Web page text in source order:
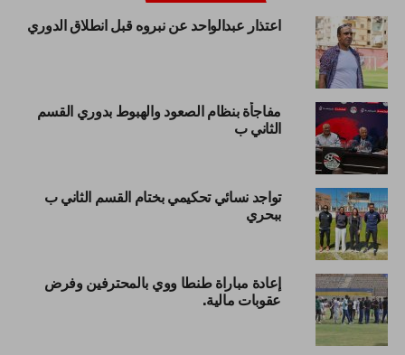
اعتذار عبدالواحد عن نبروه قبل انطلاق الدوري
مفاجأة بنظام الصعود والهبوط بدوري القسم
الثاني ب
تواجد نسائي تحكيمي بختام القسم الثاني ب
ببحري
إعادة مباراة طنطا ووي بالمحترفين وفرض
عقوبات مالية.